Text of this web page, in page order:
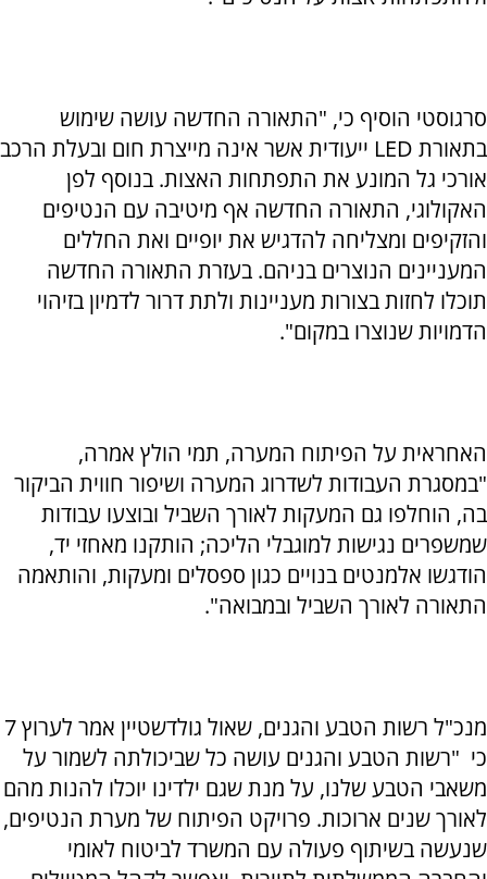
סרגוסטי הוסיף כי, "התאורה החדשה עושה שימוש
בתאורת LED ייעודית אשר אינה מייצרת חום ובעלת הרכב
אורכי גל המונע את התפתחות האצות. בנוסף לפן
האקולוגי, התאורה החדשה אף מיטיבה עם הנטיפים
והזקיפים ומצליחה להדגיש את יופיים ואת החללים
המעניינים הנוצרים בניהם. בעזרת התאורה החדשה
תוכלו לחזות בצורות מעניינות ולתת דרור לדמיון בזיהוי
הדמויות שנוצרו במקום".
האחראית על הפיתוח המערה, תמי הולץ אמרה,
"במסגרת העבודות לשדרוג המערה ושיפור חווית הביקור
בה, הוחלפו גם המעקות לאורך השביל ובוצעו עבודות
שמשפרים נגישות למוגבלי הליכה; הותקנו מאחזי יד,
הודגשו אלמנטים בנויים כגון ספסלים ומעקות, והותאמה
התאורה לאורך השביל ובמבואה".
מנכ"ל רשות הטבע והגנים, שאול גולדשטיין אמר לערוץ 7
כי "רשות הטבע והגנים עושה כל שביכולתה לשמור על
משאבי הטבע שלנו, על מנת שגם ילדינו יוכלו להנות מהם
לאורך שנים ארוכות. פרויקט הפיתוח של מערת הנטיפים,
שנעשה בשיתוף פעולה עם המשרד לביטוח לאומי